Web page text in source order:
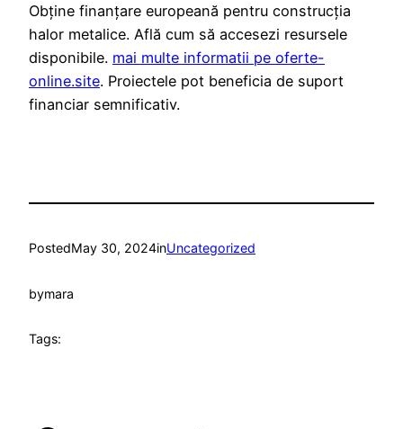
Obține finanțare europeană pentru construcția
halor metalice. Află cum să accesezi resursele
disponibile. mai multe informatii pe oferte-
online.site. Proiectele pot beneficia de suport
financiar semnificativ.
PostedMay 30, 2024inUncategorized
bymara
Tags: